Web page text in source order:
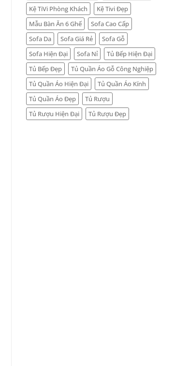
Kệ TiVi Phòng Khách
Kệ Tivi Đẹp
Mẫu Bàn Ăn 6 Ghế
Sofa Cao Cấp
Sofa Da
Sofa Giá Rẻ
Sofa Gỗ
Sofa Hiện Đại
Sofa Nỉ
Tủ Bếp Hiện Đại
Tủ Bếp Đẹp
Tủ Quần Áo Gỗ Công Nghiệp
Tủ Quần Áo Hiện Đại
Tủ Quần Áo Kính
Tủ Quần Áo Đẹp
Tủ Rượu
Tủ Rượu Hiện Đại
Tủ Rượu Đẹp